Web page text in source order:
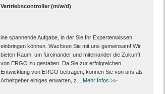
Vertriebscontroller (m/w/d)
ine spannende Aufgabe, in der Sie Ihr Expertenwissen
einbringen können. Wachsen Sie mit uns gemeinsam! Wir
bieten Raum, um füreinander und miteinander die Zukunft
von ERGO zu gestalten. Da Sie zur erfolgreichen
Entwicklung von ERGO beitragen, können Sie von uns als
Arbeitgeber einiges erwarten, z...
Mehr Infos >>